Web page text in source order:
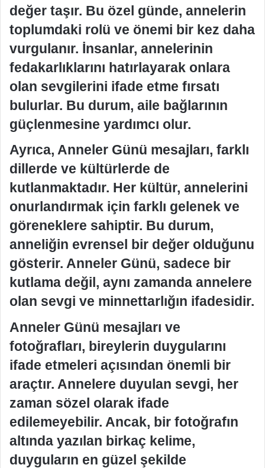
değer taşır. Bu özel günde, annelerin
toplumdaki rolü ve önemi bir kez daha
vurgulanır. İnsanlar, annelerinin
fedakarlıklarını hatırlayarak onlara
olan sevgilerini ifade etme fırsatı
bulurlar. Bu durum, aile bağlarının
güçlenmesine yardımcı olur.
Ayrıca, Anneler Günü mesajları, farklı
dillerde ve kültürlerde de
kutlanmaktadır. Her kültür, annelerini
onurlandırmak için farklı gelenek ve
göreneklere sahiptir. Bu durum,
anneliğin evrensel bir değer olduğunu
gösterir. Anneler Günü, sadece bir
kutlama değil, aynı zamanda annelere
olan sevgi ve minnettarlığın ifadesidir.
Anneler Günü mesajları ve
fotoğrafları, bireylerin duygularını
ifade etmeleri açısından önemli bir
araçtır. Annelere duyulan sevgi, her
zaman sözel olarak ifade
edilemeyebilir. Ancak, bir fotoğrafın
altında yazılan birkaç kelime,
duyguların en güzel şekilde